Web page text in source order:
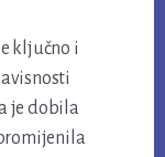
ključno i
je dobila